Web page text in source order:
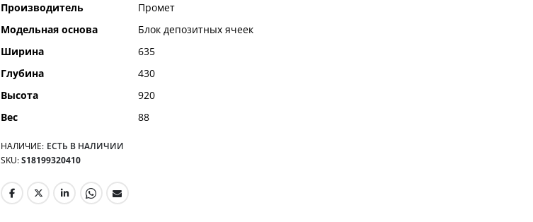
Производитель
Промет
Модельная основа
Блок депозитных ячеек
Ширина
635
Глубина
430
Высота
920
Вес
88
НАЛИЧИЕ: ЕСТЬ В НАЛИЧИИ
SKU S18199320410